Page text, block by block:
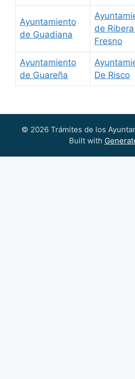
Ayuntamiento
de Guadiana
de
Fresno
Ayuntamiento
de Guareña
De Risco
© 2026 Trámites de los
Built with